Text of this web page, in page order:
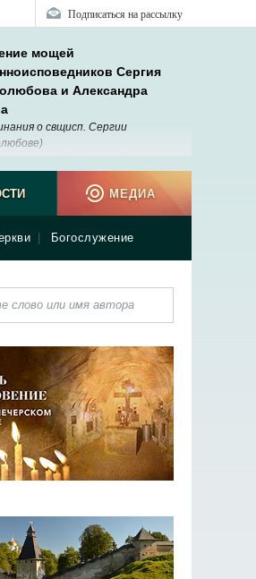
Подписаться на рассылку
мощей
Сергия
и Александра
о свщисп. Сергии
и благодарил Бога так сильно,
Богослужение
МЕДИА